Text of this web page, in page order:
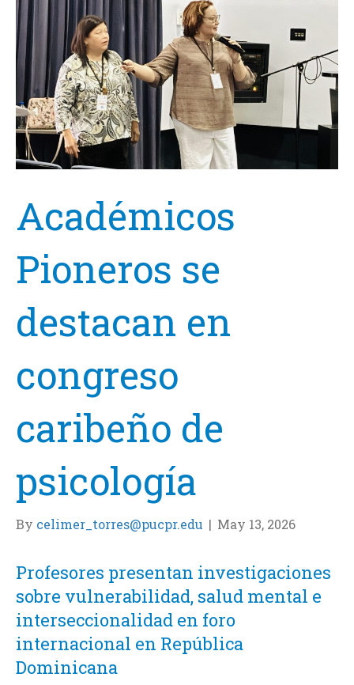
Académicos
Pioneros se
destacan en
congreso
caribeño de
psicología
By celimer_torres@pucpr.edu | May 13, 2026
Profesores presentan investigaciones
sobre vulnerabilidad, salud mental e
interseccionalidad en foro
internacional en República
Dominicana